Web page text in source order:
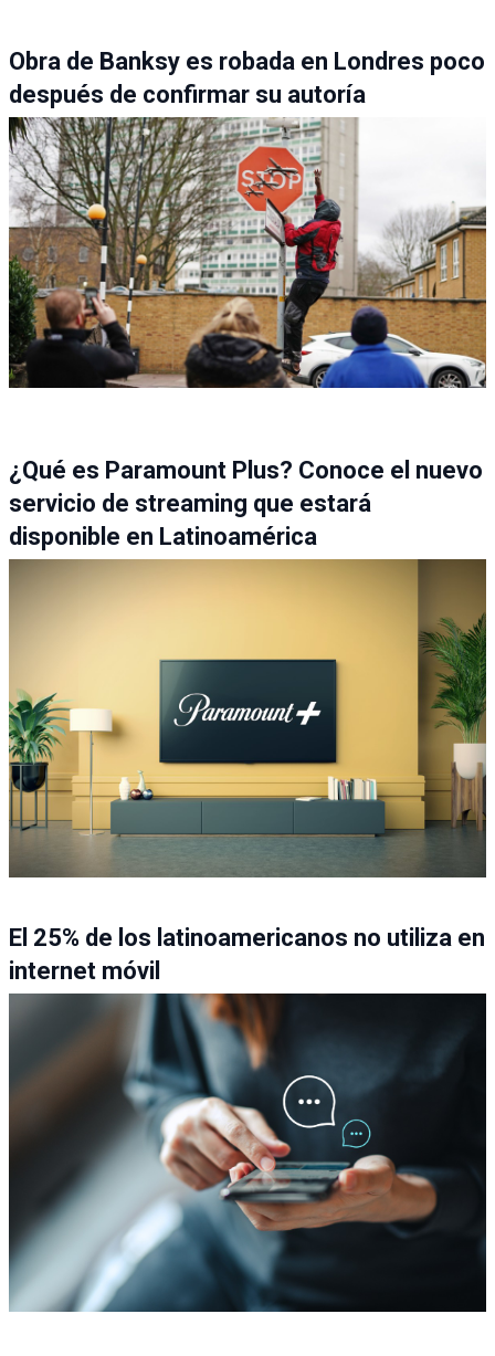
Obra de Banksy es robada en Londres poco
después de confirmar su autoría
¿Qué es Paramount Plus? Conoce el nuevo
servicio de streaming que estará
disponible en Latinoamérica
El 25% de los latinoamericanos no utiliza en
internet móvil